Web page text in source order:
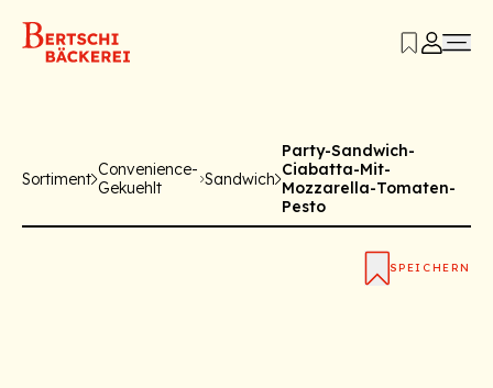
Sortiment Convenience-
Gekuehlt
Sandwich
Party-Sandwich-
Ciabatta-Mit-
Mozzarella-Tomaten-
Pesto
SPEICHERN